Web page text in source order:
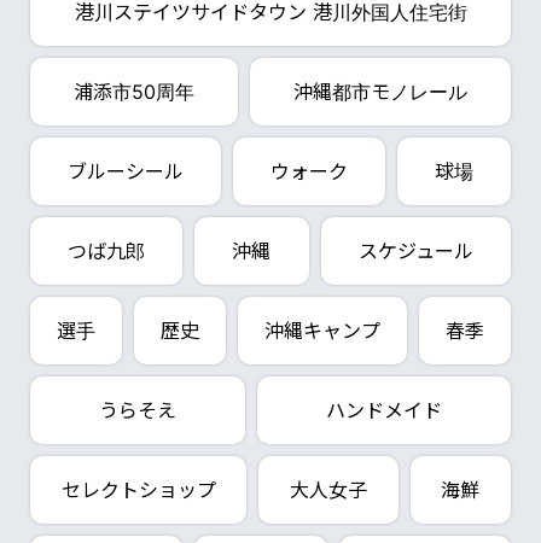
港川ステイツサイドタウン 港川外国人住宅街
浦添市50周年 沖縄都市モノレール
ブルーシール ウォーク 球場
つば九郎 沖縄 スケジュール
選手 歴史 沖縄キャンプ 春季
うらそえ ハンドメイド
セレクトショップ 大人女子 海鮮